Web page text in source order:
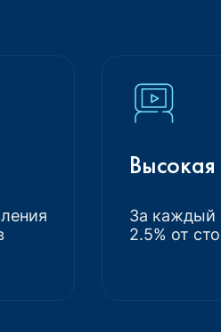
За каждый
2.5% от